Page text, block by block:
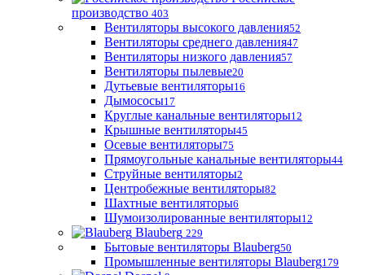
производство 403
Вентиляторы высокого давления52
Вентиляторы среднего давления47
Вентиляторы низкого давления57
Вентиляторы пылевые20
Дутьевые вентиляторы16
Дымососы17
Круглые канальные вентиляторы12
Крышные вентиляторы45
Осевые вентиляторы75
Прямоугольные канальные вентиляторы44
Струйные вентиляторы2
Центробежные вентиляторы82
Шахтные вентиляторы6
Шумоизолированные вентиляторы12
Blauberg 229
Бытовые вентиляторы Blauberg50
Промышленные вентиляторы Blauberg179